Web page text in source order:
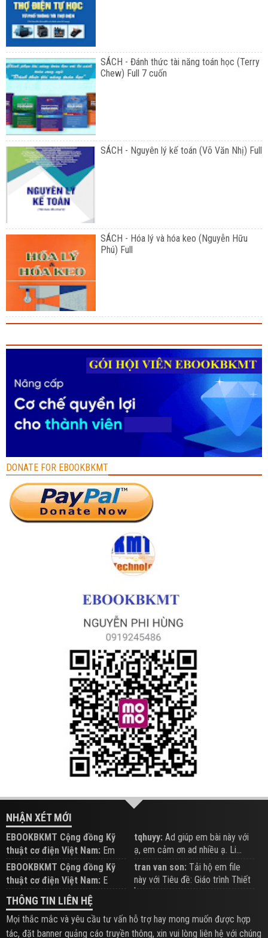
SÁCH - Đánh thức tài năng toán học (Terry
Chew) Full 7 cuốn
SÁCH - Nguyên lý kế toán (Võ Văn Nhị) Full
SÁCH - Hóa lý và hóa keo (Nguyễn Hữu
Phú) Full
DONATE FOR EBOOKBKMT
NHẬN XÉT MỚI
EBOOKBKMT Cộng đồng Kỹ
thuật cơ điện Việt Nam: Em
đăng trên Group hỗ trợ nhé
tqhuyy: Ad giúp em bài này với
ạ, em cảm ơn ad nhiều ạ. Li...
EBOOKBKMT Cộng đồng Kỹ
thuật cơ điện Việt Nam: E
xem hỗ trợ trên Group
tran van son: Tải hộ em file
này với Tiêu đề: Giáo trình Thiết
b...
THÔNG TIN LIÊN HỆ
Mọi thắc mắc và yêu cầu tư vấn hỗ trợ hay mong muốn được hợp
tác, đặt banner quảng cáo truyền thông, xin vui lòng liên hệ với chúng